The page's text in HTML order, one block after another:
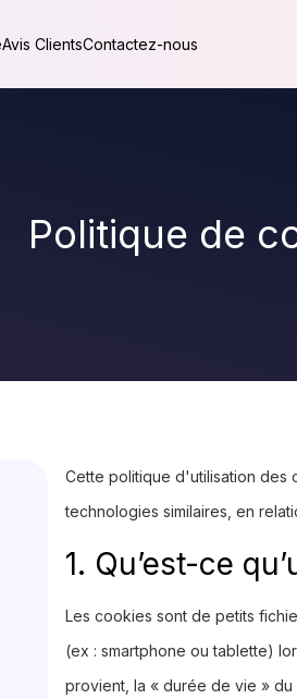
Avis ClientsContactez-nous
Politique de
Cette politique d'utilisation des
technologies similaires, en
1. Qu’est-ce
Les cookies sont de petits
(ex : smartphone ou tablette)
provient, la « durée de vie »